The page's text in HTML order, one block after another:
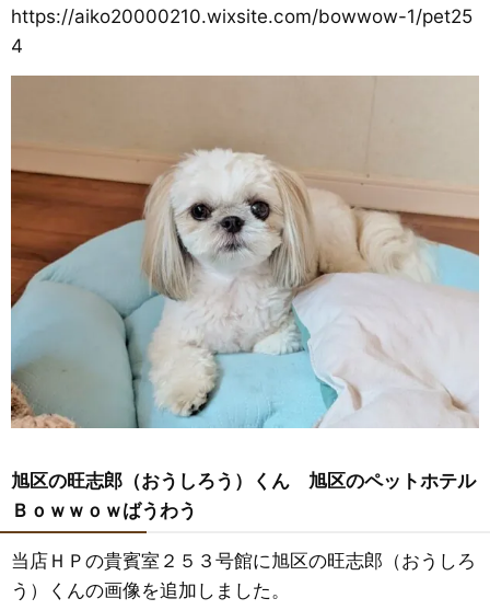
https://aiko20000210.wixsite.com/bowwow-1/pet25
4
旭区の旺志郎（おうしろう）くん 旭区のペットホテル
Ｂｏｗｗｏｗばうわう
当店ＨＰの貴賓室２５３号館に旭区の旺志郎（おうしろ
う）くんの画像を追加しました。